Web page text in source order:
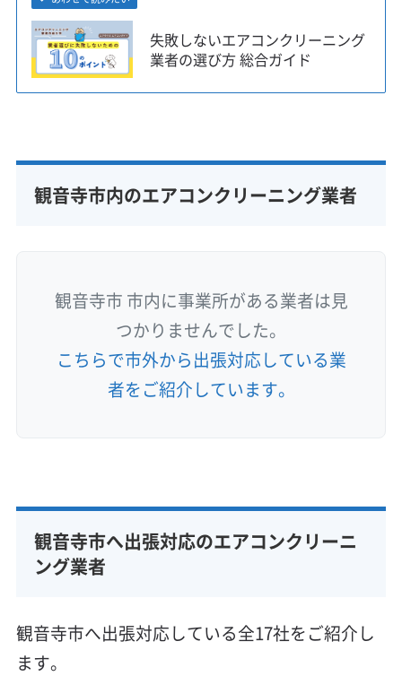
失敗しないエアコンクリーニング
業者の選び方 総合ガイド
観音寺市内のエアコンクリーニング業者
観音寺市 市内に事業所がある業者は見
つかりませんでした。
こちらで市外から出張対応している業
者をご紹介しています。
観音寺市へ出張対応のエアコンクリーニ
ング業者
観音寺市へ出張対応している全17社をご紹介し
ます。